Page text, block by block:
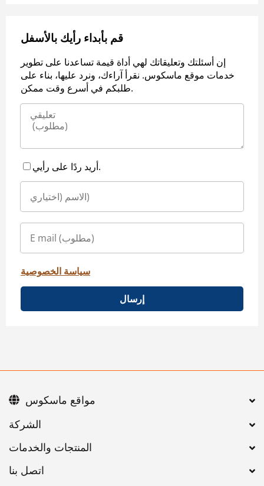
قم بأبداء رأيك بالأسفل
إن أسئلتك وتعليقاتك لهي أداة قيمة تساعدنا على تطوير
خدمات موقع ماسكوس. نقرأ آراءك، ونرد عليها، بناء على
طلبكم في أسرع وقت ممكن.
أريد ردًا على رأيي.
سياسة الخصوصية
إرسال
اتصل بنا
مواقع ماسكوس